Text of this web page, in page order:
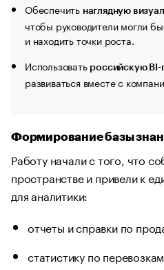
Обеспечить наглядную
чтобы руководители могли
и находить точки роста.
Использовать российскую
развиваться вместе с
Формирование базы
Работу начали с того, что
пространстве и привели к
для аналитики:
отчеты и справки по
статистику по